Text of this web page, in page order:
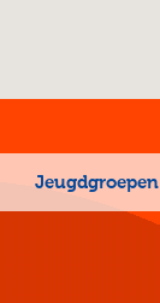
Jeugdgroepen